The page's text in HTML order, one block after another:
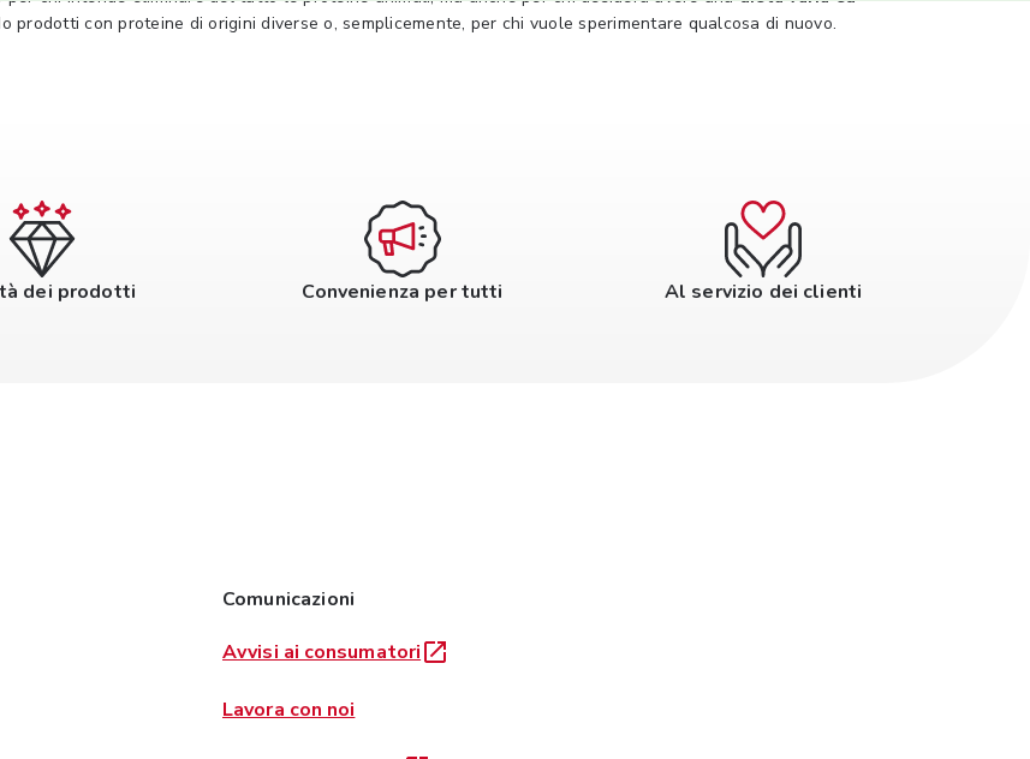
prodotti con proteine di origini diverse o, semplicemente, per chi vuole sperimentare qualcosa di nuovo.
dei prodotti Convenienza per tutti Al servizio dei clienti
Comunicazioni
Avvisi ai consumatori
Lavora con noi